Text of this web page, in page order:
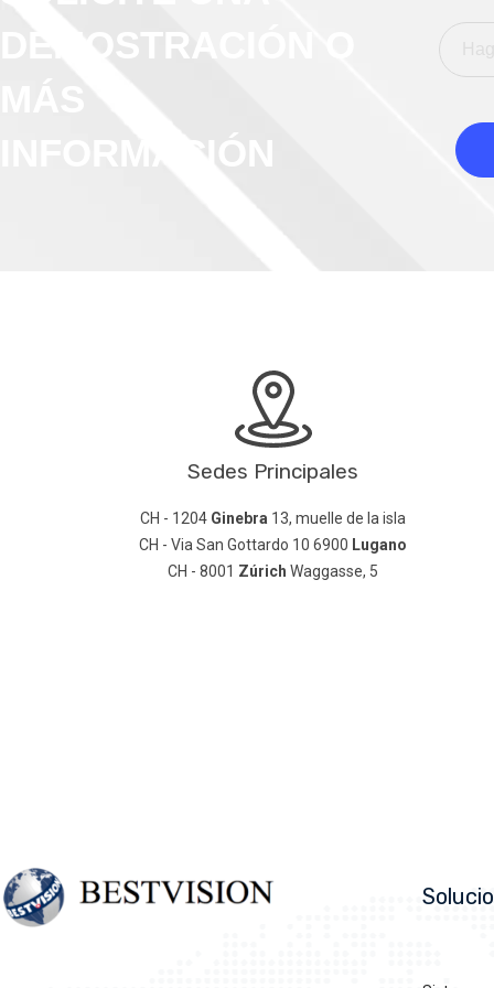
INFORMACIÓN
Sedes Principales
CH - 1204 Ginebra 13, muelle de la isla
CH - Via San Gottardo 10 6900 Lugano
CH - 8001 Zúrich Waggasse, 5